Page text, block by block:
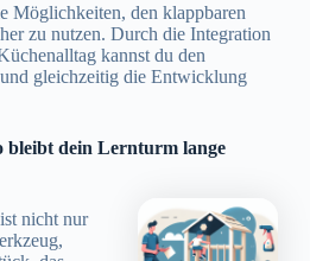
Möglichkeiten, den klappbaren
zu nutzen. Durch die Integration
kannst du den
gleichzeitig die Entwicklung
bleibt dein Lernturm lange
nicht nur